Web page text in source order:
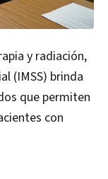
y radiación,
(IMSS) brinda
que permiten
con